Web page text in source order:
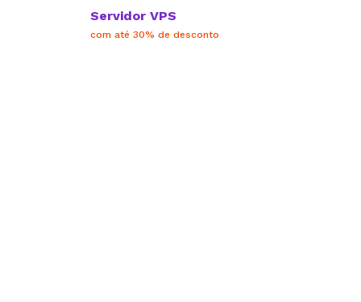
Servidor VPS
com até 30% de desconto